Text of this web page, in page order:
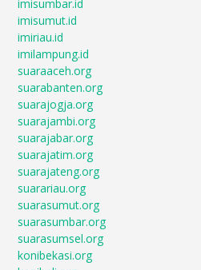
imisumbar.id
imisumut.id
imiriau.id
imilampung.id
suaraaceh.org
suarabanten.org
suarajogja.org
suarajambi.org
suarajabar.org
suarajatim.org
suarajateng.org
suarariau.org
suarasumut.org
suarasumbar.org
suarasumsel.org
konibekasi.org